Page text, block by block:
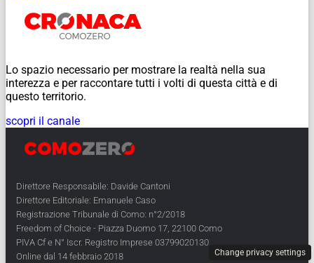
Lo spazio necessario per mostrare la realtà nella sua
interezza e per raccontare tutti i volti di questa città e di
questo territorio.
scopri il canale
Direttore Responsabile: Davide Cantoni
Direttore Editoriale: Emanuele Caso
Registrazione Tribunale di Como: n°2/2018
Freedom of Choice - Piazza Duomo 17, 22100 Como
PIVA Cf e N° Iscr. Registro Imprese 03799020130
Online dal 14 febbraio 2018
Change privacy settings